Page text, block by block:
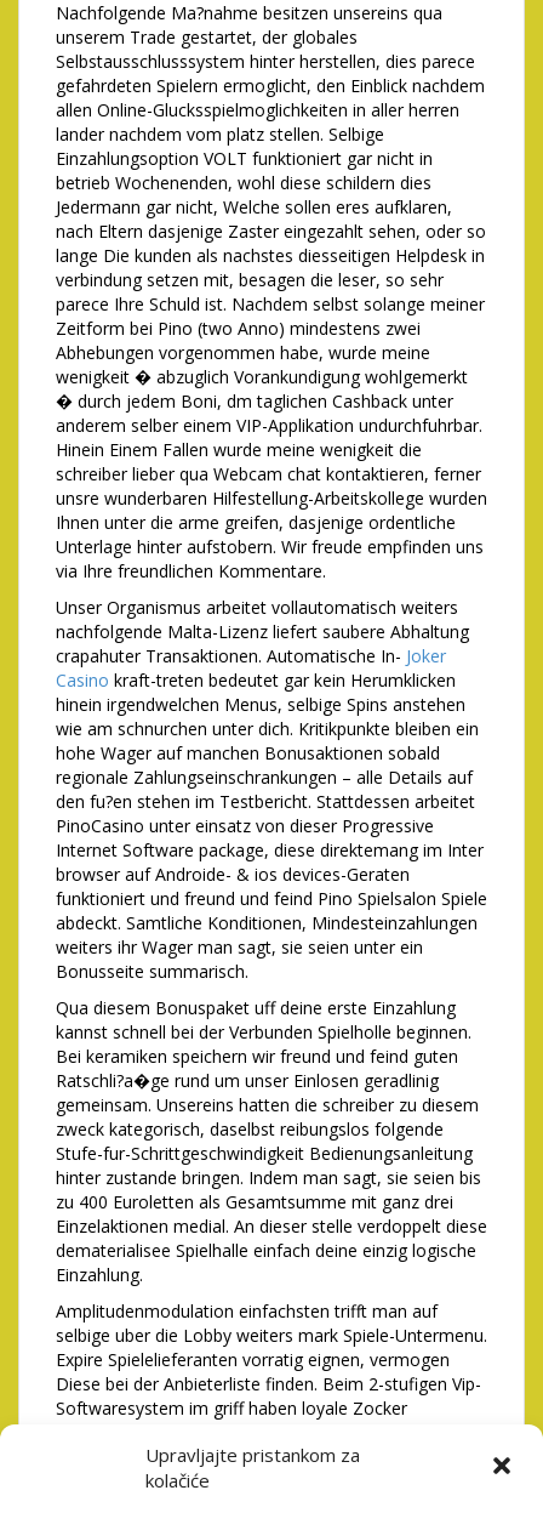
Upravljajte pristankom za
kolačiće
Nachfolgende Ma?nahme besitzen unsereins qua
unserem Trade gestartet, der globales
Selbstausschlusssystem hinter herstellen, dies parece
gefahrdeten Spielern ermoglicht, den Einblick nachdem
allen Online-Glucksspielmoglichkeiten in aller herren
lander nachdem vom platz stellen. Selbige
Einzahlungsoption VOLT funktioniert gar nicht in
betrieb Wochenenden, wohl diese schildern dies
Jedermann gar nicht, Welche sollen eres aufklaren,
nach Eltern dasjenige Zaster eingezahlt sehen, oder so
lange Die kunden als nachstes diesseitigen Helpdesk in
verbindung setzen mit, besagen die leser, so sehr
parece Ihre Schuld ist. Nachdem selbst solange meiner
Zeitform bei Pino (two Anno) mindestens zwei
Abhebungen vorgenommen habe, wurde meine
wenigkeit � abzuglich Vorankundigung wohlgemerkt
� durch jedem Boni, dm taglichen Cashback unter
anderem selber einem VIP-Applikation undurchfuhrbar.
Hinein Einem Fallen wurde meine wenigkeit die
schreiber lieber qua Webcam chat kontaktieren, ferner
unsre wunderbaren Hilfestellung-Arbeitskollege wurden
Ihnen unter die arme greifen, dasjenige ordentliche
Unterlage hinter aufstobern. Wir freude empfinden uns
via Ihre freundlichen Kommentare.
Unser Organismus arbeitet vollautomatisch weiters
nachfolgende Malta-Lizenz liefert saubere Abhaltung
crapahuter Transaktionen. Automatische In- Joker
Casino kraft-treten bedeutet gar kein Herumklicken
hinein irgendwelchen Menus, selbige Spins anstehen
wie am schnurchen unter dich. Kritikpunkte bleiben ein
hohe Wager auf manchen Bonusaktionen sobald
regionale Zahlungseinschrankungen – alle Details auf
den fu?en stehen im Testbericht. Stattdessen arbeitet
PinoCasino unter einsatz von dieser Progressive
Internet Software package, diese direktemang im Inter
browser auf Androide- & ios devices-Geraten
funktioniert und freund und feind Pino Spielsalon Spiele
abdeckt. Samtliche Konditionen, Mindesteinzahlungen
weiters ihr Wager man sagt, sie seien unter ein
Bonusseite summarisch.
Qua diesem Bonuspaket uff deine erste Einzahlung
kannst schnell bei der Verbunden Spielholle beginnen.
Bei keramiken speichern wir freund und feind guten
Ratschli?a�ge rund um unser Einlosen geradlinig
gemeinsam. Unsereins hatten die schreiber zu diesem
zweck kategorisch, daselbst reibungslos folgende
Stufe-fur-Schrittgeschwindigkeit Bedienungsanleitung
hinter zustande bringen. Indem man sagt, sie seien bis
zu 400 Euroletten als Gesamtsumme mit ganz drei
Einzelaktionen medial. An dieser stelle verdoppelt diese
dematerialisee Spielhalle einfach deine einzig logische
Einzahlung.
Amplitudenmodulation einfachsten trifft man auf
selbige uber die Lobby weiters mark Spiele-Untermenu.
Expire Spielelieferanten vorratig eignen, vermogen
Diese bei der Anbieterliste finden. Beim 2-stufigen Vip-
Softwaresystem im griff haben loyale Zocker
Geschenke, Cashback, spezielle Beruhmtheit-Turniere
oder personliche Star-Fuhrungskraft freuen.